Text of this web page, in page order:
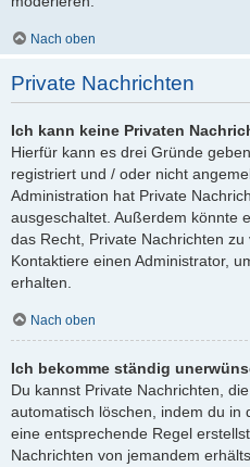
Nach oben
Private Nachrichten
Ich kann keine Privaten
Hierfür kann es drei Gründe
registriert und / oder nicht
Administration hat Private
ausgeschaltet. Außerdem könnte
das Recht, Private Nachrichten zu
Kontaktiere einen Administrator,
erhalten.
Nach oben
Ich bekomme ständig
Du kannst Private Nachrichten,
automatisch löschen, indem du in
eine entsprechende Regel
Nachrichten von jemandem